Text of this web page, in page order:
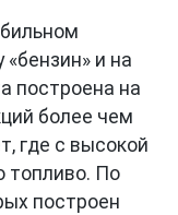
и на
построена на
более чем
где с высокой
топливо. По
построен